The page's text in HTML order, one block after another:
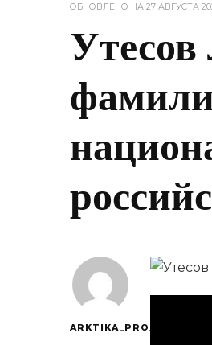
ОБНОВЛЕНО НА 27 АВГУСТА
ARKTIKA_PRO_